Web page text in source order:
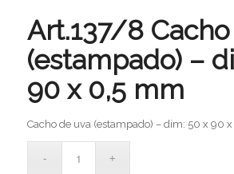
Art.137/8
(estampado) –
90 x 0,5 mm
Cacho de uva (estampado) – dim: 50 x 90